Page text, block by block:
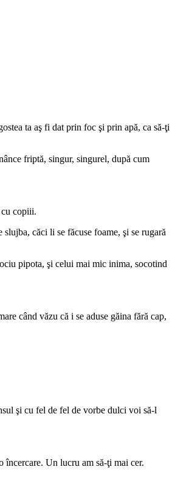
ta aş fi dat prin foc şi prin apă, ca să-ţi
friptă, singur, singurel, după cum
cu copiii.
căci li se făcuse foame, şi se rugară
pipota, şi celui mai mic inima, socotind
când văzu că i se aduse găina fără cap,
şi cu fel de fel de vorbe dulci voi să-l
încercare. Un lucru am să-ţi mai cer.